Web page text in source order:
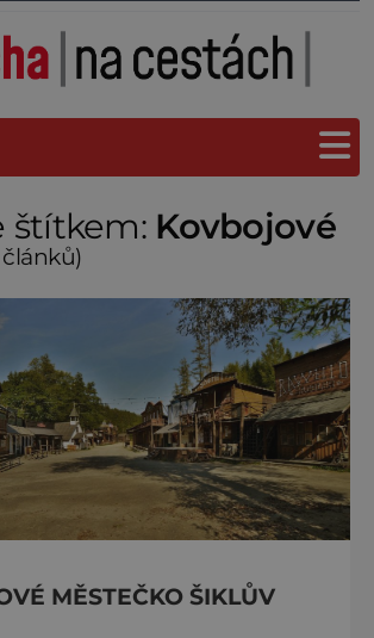
štítkem: Kovbojové
článků)
MĚSTEČKO ŠIKLŮV